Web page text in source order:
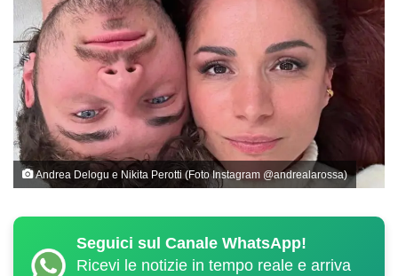
Andrea Delogu e Nikita Perotti (Foto Instagram @andrealarossa)
Seguici sul Canale WhatsApp!
Ricevi le notizie in tempo reale e arriva